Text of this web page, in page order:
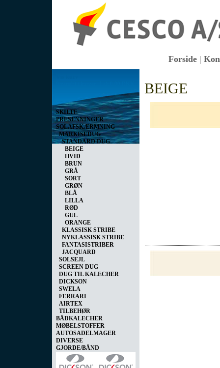
Forside |
SKILTE
PRESENNINGER
SOLAFSKÆRMNING
MARKISEDUG
STANDARD DUG
BEIGE
HVID
BRUN
GRÅ
SORT
GRØN
BLÅ
LILLA
RØD
GUL
ORANGE
KLASSISK STRIBE
NYKLASSISK STRIBE
FANTASISTRIBER
JACQUARD
SOLSEJL
SCREEN DUG
DUG TIL KALECHER
DICKSON
SWELA
FERRARI
AIRTEX
TILBEHØR
BÅDKALECHER
MØBELSTOFFER
AUTOSADELMAGER
DIVERSE
GJORDE/BÅND
BEIGE